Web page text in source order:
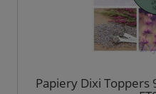
Papiery Dixi Toppers